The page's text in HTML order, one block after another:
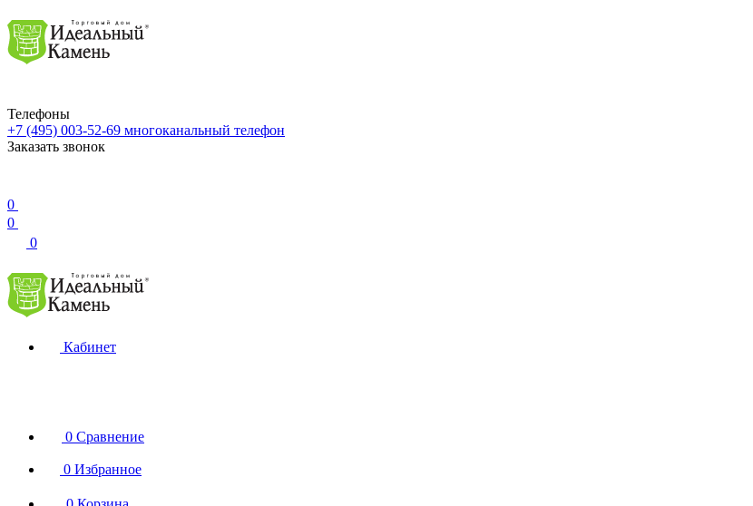
Телефоны
+7 (495) 003-52-69 многоканальный телефон
Заказать звонок
0
0
0
Кабинет
0 Сравнение
0 Избранное